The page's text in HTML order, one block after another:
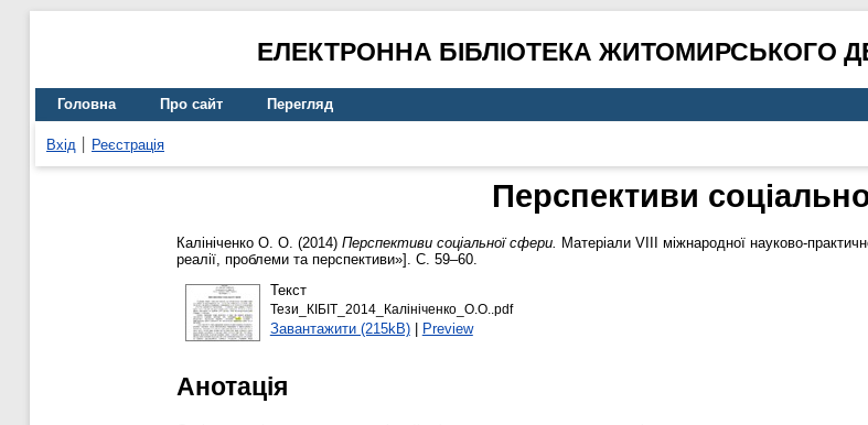
ЕЛЕКТРОННА БІБЛІОТЕКА ЖИТОМИРСЬКОГО
Головна Про сайт Перегляд
Вхід Реєстрація
Перспективи
Калініченко О. О. (2014) Перспективи соціальної сфери. Матеріали VІІІ міжнародної науково-
реалії, проблеми та перcпективи»]. С. 59–60.
Текст
Тези_КІБІТ_2014_Калініченко_О.О..pdf
Завантажити (215kB)| Preview
Анотація